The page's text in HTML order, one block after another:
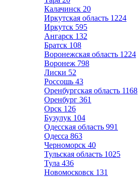
Калачинск 20
Иркутская область 1224
Иркутск 595
Ангарск 132
Братск 108
Воронежская область 1224
Воронеж 798
Лиски 52
Россошь 43
Оренбургская область 1168
Оренбург 361
Орск 126
Бузулук 104
Одесская область 991
Одесса 863
Черноморск 40
Тульская область 1025
Тула 436
Новомосковск 131